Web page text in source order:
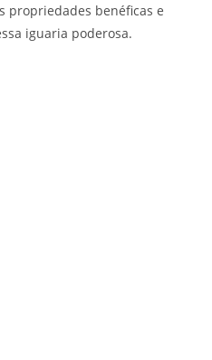
propriedades benéficas e
iguaria poderosa.